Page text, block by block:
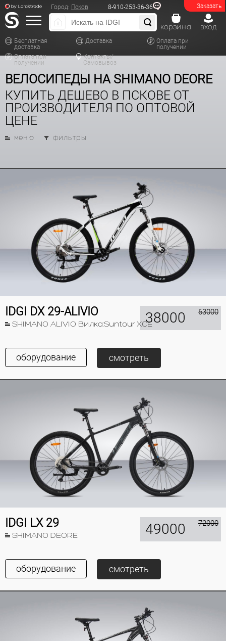
Заказать
Город: Псков 8-910-253-36-36
Бесплатная
доставка
Доставка
Оплата при
получении
Оплата при
получении
Контакты/
Самовывоз
вход
корзина
ВЕЛОСИПЕДЫ НА SHIMANO DEORE
КУПИТЬ ДЕШЕВО В ПСКОВЕ ОТ
ПРОИЗВОДИТЕЛЯ ПО ОПТОВОЙ
ЦЕНЕ
меню фильтры
IDGI DX 29-ALIVIO
SHIMANO ALIVIO Вилка:Suntour XCE38000 63000
оборудование смотреть
IDGI LX 29
SHIMANO DEORE 49000 72000
оборудование смотреть